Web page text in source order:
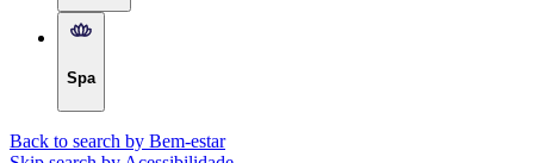
Spa
Back to search by Bem-estar